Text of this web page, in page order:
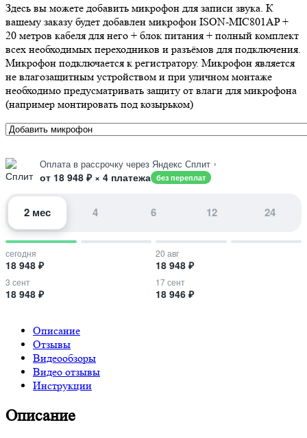
Здесь вы можете добавить микрофон для записи звука. К
вашему заказу будет добавлен микрофон ISON-MIC801AP +
20 метров кабеля для него + блок питания + полный комплект
всех необходимых переходников и разъёмов для подключения.
Микрофон подключается к регистратору. Микрофон является
не влагозащитным устройством и при уличном монтаже
необходимо предусматривать защиту от влаги для микрофона
(например монтировать под козырьком)
Оплата в рассрочку через Яндекс Сплит ›
от 18 948 ₽ × 4 платежа без переплат
2 мес 4 6 12 24
сегодня
18 948 ₽
20 авг
18 948 ₽
3 сент
18 948 ₽
17 сент
18 946 ₽
Описание
Отзывы
Видеообзоры
Видео отзывы
Инструкции
Описание